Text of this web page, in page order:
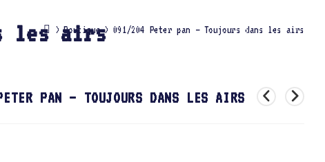
les airs
> Boutique > 091/204 Peter pan – Toujours dans les airs
PAN – TOUJOURS DANS LES AIRS